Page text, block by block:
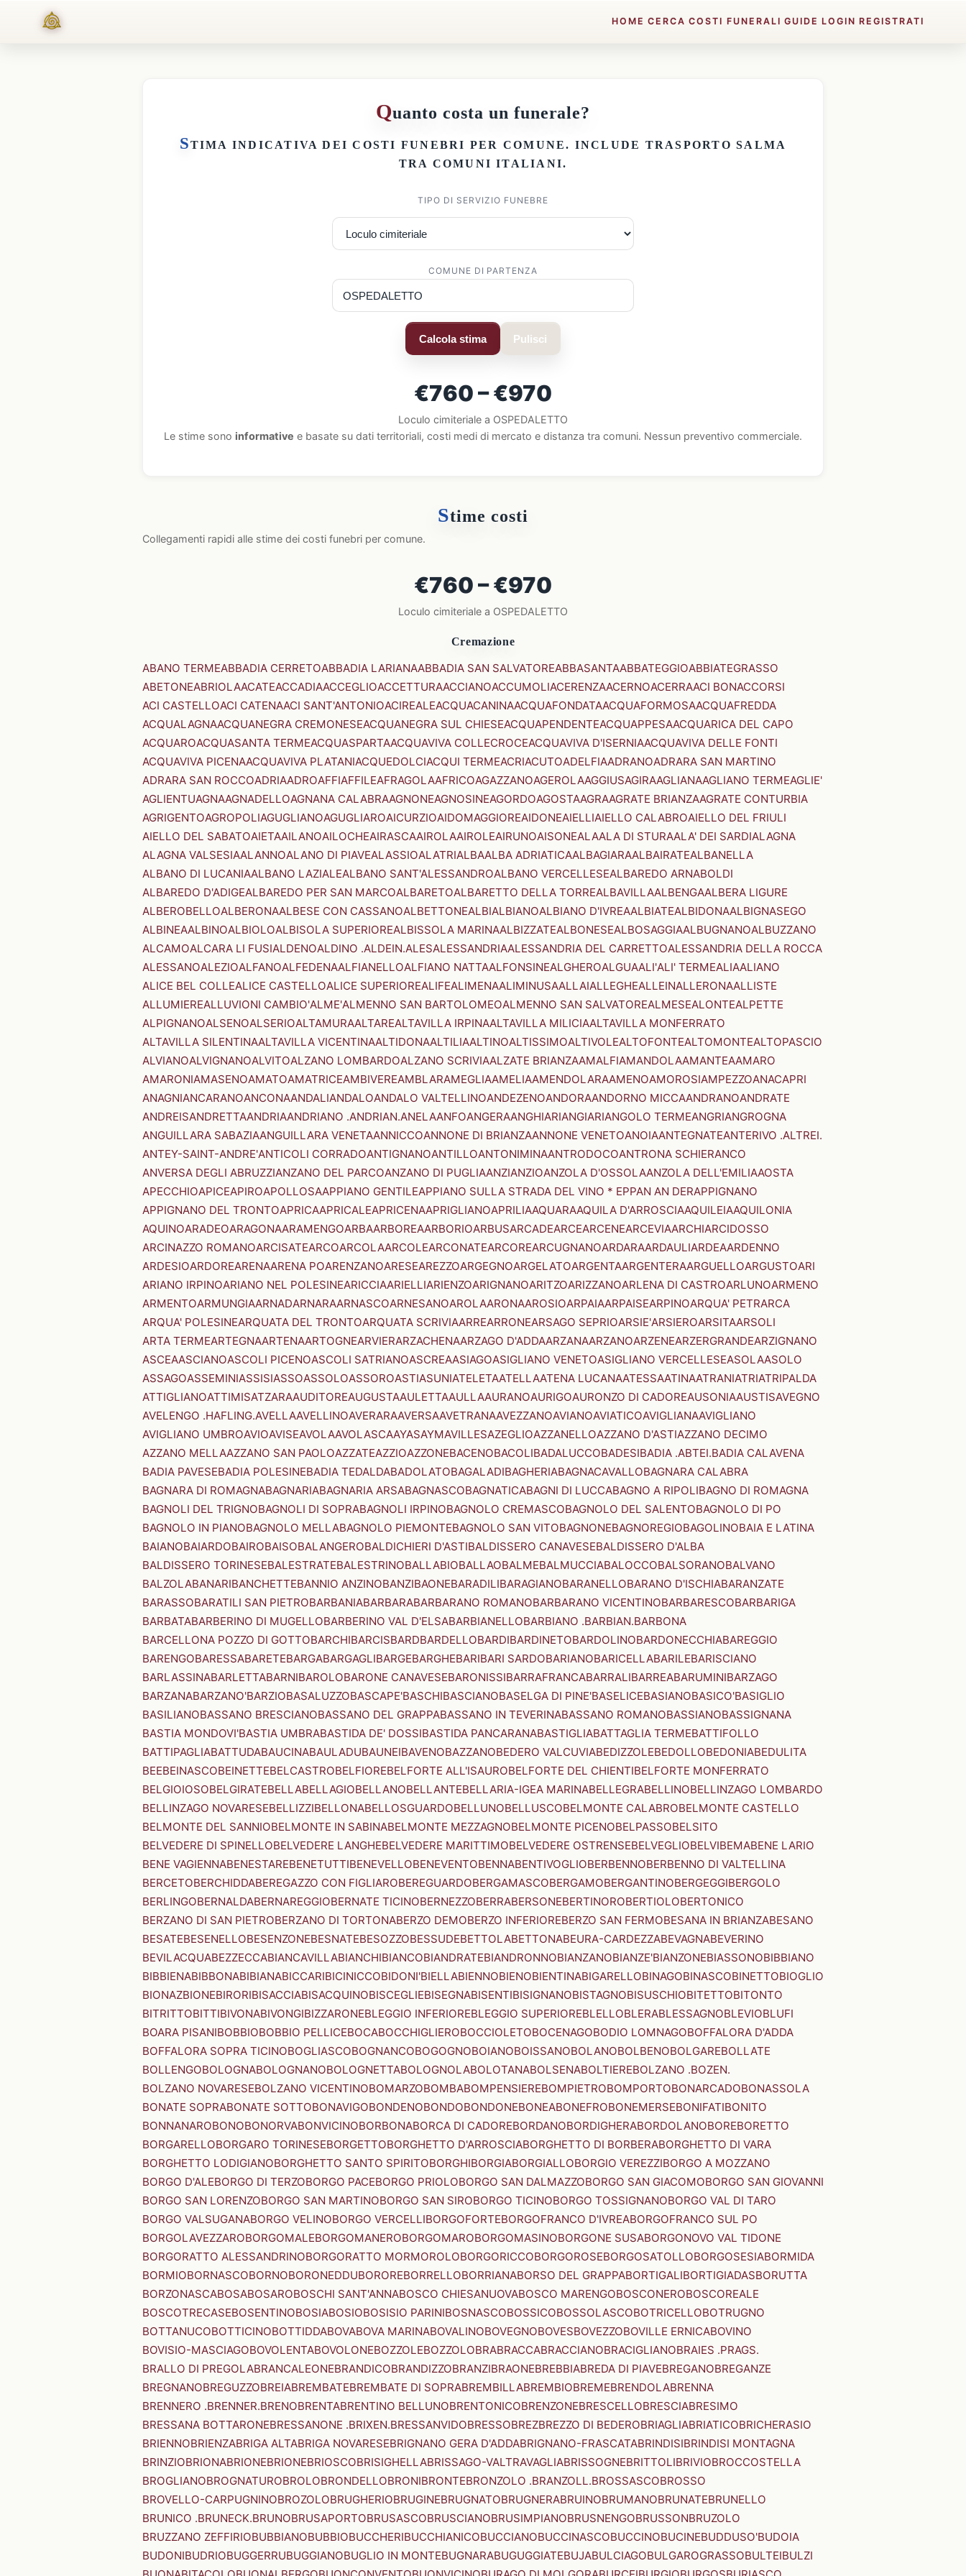
HOME CERCA COSTI FUNERALI GUIDE LOGIN REGISTRATI
Quanto costa un funerale?
STIMA INDICATIVA DEICOSTI FUNEBRI PER COMUNE. INCLUDE TRASPORTO SALMA
TRA COMUNI ITALIANI.
TIPO DI SERVIZIO FUNEBRE
COMUNE DI PARTENZA
Calcola stima Pulisci
€760 – €970
Loculo cimiteriale a OSPEDALETTO
Le stime sono informative e basate su dati territoriali, costi medi di mercato e distanza tra comuni. Nessun preventivo commerciale.
Stime costi
Collegamenti rapidi alle stime dei costi funebri per comune.
€760 – €970
Loculo cimiteriale a OSPEDALETTO
Cremazione
ABANO TERMEABBADIA CERRETOABBADIA LARIANAABBADIA SAN SALVATOREABBASANTAABBATEGGIOABBIATEGRASSO
ABETONEABRIOLAACATEACCADIAACCEGLIOACCETTURAACCIANOACCUMOLIACERENZAACERNOACERRAACI BONACCORSI
ACI CASTELLOACI CATENAACI SANT'ANTONIOACIREALEACQUACANINAACQUAFONDATAACQUAFORMOSAACQUAFREDDA
ACQUALAGNAACQUANEGRA CREMONESEACQUANEGRA SUL CHIESEACQUAPENDENTEACQUAPPESAACQUARICA DEL CAPO
ACQUAROACQUASANTA TERMEACQUASPARTAACQUAVIVA COLLECROCEACQUAVIVA D'ISERNIAACQUAVIVA DELLE FONTI
ACQUAVIVA PICENAACQUAVIVA PLATANIACQUEDOLCIACQUI TERMEACRIACUTOADELFIAADRANOADRARA SAN MARTINO
ADRARA SAN ROCCOADRIAADROAFFIAFFILEAFRAGOLAAFRICOAGAZZANOAGEROLAAGGIUSAGIRAAGLIANAAGLIANO TERMEAGLIE'
AGLIENTUAGNAAGNADELLOAGNANA CALABRAAGNONEAGNOSINEAGORDOAGOSTAAGRAAGRATE BRIANZAAGRATE CONTURBIA
AGRIGENTOAGROPOLIAGUGLIANOAGUGLIAROAICURZIOAIDOMAGGIOREAIDONEAIELLIAIELLO CALABROAIELLO DEL FRIULI
AIELLO DEL SABATOAIETAAILANOAILOCHEAIRASCAAIROLAAIROLEAIRUNOAISONEALAALA DI STURAALA' DEI SARDIALAGNA
ALAGNA VALSESIAALANNOALANO DI PIAVEALASSIOALATRIALBAALBA ADRIATICAALBAGIARAALBAIRATEALBANELLA
ALBANO DI LUCANIAALBANO LAZIALEALBANO SANT'ALESSANDROALBANO VERCELLESEALBAREDO ARNABOLDI
ALBAREDO D'ADIGEALBAREDO PER SAN MARCOALBARETOALBARETTO DELLA TORREALBAVILLAALBENGAALBERA LIGURE
ALBEROBELLOALBERONAALBESE CON CASSANOALBETTONEALBIALBIANOALBIANO D'IVREAALBIATEALBIDONAALBIGNASEGO
ALBINEAALBINOALBIOLOALBISOLA SUPERIOREALBISSOLA MARINAALBIZZATEALBONESEALBOSAGGIAALBUGNANOALBUZZANO
ALCAMOALCARA LI FUSIALDENOALDINO .ALDEIN.ALESALESSANDRIAALESSANDRIA DEL CARRETTOALESSANDRIA DELLA ROCCA
ALESSANOALEZIOALFANOALFEDENAALFIANELLOALFIANO NATTAALFONSINEALGHEROALGUAALI'ALI' TERMEALIAALIANO
ALICE BEL COLLEALICE CASTELLOALICE SUPERIOREALIFEALIMENAALIMINUSAALLAIALLEGHEALLEINALLERONAALLISTE
ALLUMIEREALLUVIONI CAMBIO'ALME'ALMENNO SAN BARTOLOMEOALMENNO SAN SALVATOREALMESEALONTEALPETTE
ALPIGNANOALSENOALSERIOALTAMURAALTAREALTAVILLA IRPINAALTAVILLA MILICIAALTAVILLA MONFERRATO
ALTAVILLA SILENTINAALTAVILLA VICENTINAALTIDONAALTILIAALTINOALTISSIMOALTIVOLEALTOFONTEALTOMONTEALTOPASCIO
ALVIANOALVIGNANOALVITOALZANO LOMBARDOALZANO SCRIVIAALZATE BRIANZAAMALFIAMANDOLAAMANTEAAMARO
AMARONIAMASENOAMATOAMATRICEAMBIVEREAMBLARAMEGLIAAMELIAAMENDOLARAAMENOAMOROSIAMPEZZOANACAPRI
ANAGNIANCARANOANCONAANDALIANDALOANDALO VALTELLINOANDEZENOANDORAANDORNO MICCAANDRANOANDRATE
ANDREISANDRETTAANDRIAANDRIANO .ANDRIAN.ANELAANFOANGERAANGHIARIANGIARIANGOLO TERMEANGRIANGROGNA
ANGUILLARA SABAZIAANGUILLARA VENETAANNICCOANNONE DI BRIANZAANNONE VENETOANOIAANTEGNATEANTERIVO .ALTREI.
ANTEY-SAINT-ANDRE'ANTICOLI CORRADOANTIGNANOANTILLOANTONIMINAANTRODOCOANTRONA SCHIERANCO
ANVERSA DEGLI ABRUZZIANZANO DEL PARCOANZANO DI PUGLIAANZIANZIOANZOLA D'OSSOLAANZOLA DELL'EMILIAAOSTA
APECCHIOAPICEAPIROAPOLLOSAAPPIANO GENTILEAPPIANO SULLA STRADA DEL VINO * EPPAN AN DERAPPIGNANO
APPIGNANO DEL TRONTOAPRICAAPRICALEAPRICENAAPRIGLIANOAPRILIAAQUARAAQUILA D'ARROSCIAAQUILEIAAQUILONIA
AQUINOARADEOARAGONAARAMENGOARBAARBOREAARBORIOARBUSARCADEARCEARCENEARCEVIAARCHIARCIDOSSO
ARCINAZZO ROMANOARCISATEARCOARCOLAARCOLEARCONATEARCOREARCUGNANOARDARAARDAULIARDEAARDENNO
ARDESIOARDOREARENAARENA POARENZANOARESEAREZZOARGEGNOARGELATOARGENTAARGENTERAARGUELLOARGUSTOARI
ARIANO IRPINOARIANO NEL POLESINEARICCIAARIELLIARIENZOARIGNANOARITZOARIZZANOARLENA DI CASTROARLUNOARMENO
ARMENTOARMUNGIAARNADARNARAARNASCOARNESANOAROLAARONAAROSIOARPAIAARPAISEARPINOARQUA' PETRARCA
ARQUA' POLESINEARQUATA DEL TRONTOARQUATA SCRIVIAARREARRONEARSAGO SEPRIOARSIE'ARSIEROARSITAARSOLI
ARTA TERMEARTEGNAARTENAARTOGNEARVIERARZACHENAARZAGO D'ADDAARZANAARZANOARZENEARZERGRANDEARZIGNANO
ASCEAASCIANOASCOLI PICENOASCOLI SATRIANOASCREAASIAGOASIGLIANO VENETOASIGLIANO VERCELLESEASOLAASOLO
ASSAGOASSEMINIASSISIASSOASSOLOASSOROASTIASUNIATELETAATELLAATENA LUCANAATESSAATINAATRANIATRIATRIPALDA
ATTIGLIANOATTIMISATZARAAUDITOREAUGUSTAAULETTAAULLAAURANOAURIGOAURONZO DI CADOREAUSONIAAUSTISAVEGNO
AVELENGO .HAFLING.AVELLAAVELLINOAVERARAAVERSAAVETRANAAVEZZANOAVIANOAVIATICOAVIGLIANAAVIGLIANO
AVIGLIANO UMBROAVIOAVISEAVOLAAVOLASCAAYASAYMAVILLESAZEGLIOAZZANELLOAZZANO D'ASTIAZZANO DECIMO
AZZANO MELLAAZZANO SAN PAOLOAZZATEAZZIOAZZONEBACENOBACOLIBADALUCCOBADESIBADIA .ABTEI.BADIA CALAVENA
BADIA PAVESEBADIA POLESINEBADIA TEDALDABADOLATOBAGALADIBAGHERIABAGNACAVALLOBAGNARA CALABRA
BAGNARA DI ROMAGNABAGNARIABAGNARIA ARSABAGNASCOBAGNATICABAGNI DI LUCCABAGNO A RIPOLIBAGNO DI ROMAGNA
BAGNOLI DEL TRIGNOBAGNOLI DI SOPRABAGNOLI IRPINOBAGNOLO CREMASCOBAGNOLO DEL SALENTOBAGNOLO DI PO
BAGNOLO IN PIANOBAGNOLO MELLABAGNOLO PIEMONTEBAGNOLO SAN VITOBAGNONEBAGNOREGIOBAGOLINOBAIA E LATINA
BAIANOBAIARDOBAIROBAISOBALANGEROBALDICHIERI D'ASTIBALDISSERO CANAVESEBALDISSERO D'ALBA
BALDISSERO TORINESEBALESTRATEBALESTRINOBALLABIOBALLAOBALMEBALMUCCIABALOCCOBALSORANOBALVANO
BALZOLABANARIBANCHETTEBANNIO ANZINOBANZIBAONEBARADILIBARAGIANOBARANELLOBARANO D'ISCHIABARANZATE
BARASSOBARATILI SAN PIETROBARBANIABARBARABARBARANO ROMANOBARBARANO VICENTINOBARBARESCOBARBARIGA
BARBATABARBERINO DI MUGELLOBARBERINO VAL D'ELSABARBIANELLOBARBIANO .BARBIAN.BARBONA
BARCELLONA POZZO DI GOTTOBARCHIBARCISBARDBARDELLOBARDIBARDINETOBARDOLINOBARDONECCHIABAREGGIO
BARENGOBARESSABARETEBARGABARGAGLIBARGEBARGHEBARIBARI SARDOBARIANOBARICELLABARILEBARISCIANO
BARLASSINABARLETTABARNIBAROLOBARONE CANAVESEBARONISSIBARRAFRANCABARRALIBARREABARUMINIBARZAGO
BARZANABARZANO'BARZIOBASALUZZOBASCAPE'BASCHIBASCIANOBASELGA DI PINE'BASELICEBASIANOBASICO'BASIGLIO
BASILIANOBASSANO BRESCIANOBASSANO DEL GRAPPABASSANO IN TEVERINABASSANO ROMANOBASSIANOBASSIGNANA
BASTIA MONDOVI'BASTIA UMBRABASTIDA DE' DOSSIBASTIDA PANCARANABASTIGLIABATTAGLIA TERMEBATTIFOLLO
BATTIPAGLIABATTUDABAUCINABAULADUBAUNEIBAVENOBAZZANOBEDERO VALCUVIABEDIZZOLEBEDOLLOBEDONIABEDULITA
BEEBEINASCOBEINETTEBELCASTROBELFIOREBELFORTE ALL'ISAUROBELFORTE DEL CHIENTIBELFORTE MONFERRATO
BELGIOIOSOBELGIRATEBELLABELLAGIOBELLANOBELLANTEBELLARIA-IGEA MARINABELLEGRABELLINOBELLINZAGO LOMBARDO
BELLINZAGO NOVARESEBELLIZZIBELLONABELLOSGUARDOBELLUNOBELLUSCOBELMONTE CALABROBELMONTE CASTELLO
BELMONTE DEL SANNIOBELMONTE IN SABINABELMONTE MEZZAGNOBELMONTE PICENOBELPASSOBELSITO
BELVEDERE DI SPINELLOBELVEDERE LANGHEBELVEDERE MARITTIMOBELVEDERE OSTRENSEBELVEGLIOBELVIBEMABENE LARIO
BENE VAGIENNABENESTAREBENETUTTIBENEVELLOBENEVENTOBENNABENTIVOGLIOBERBENNOBERBENNO DI VALTELLINA
BERCETOBERCHIDDABEREGAZZO CON FIGLIAROBEREGUARDOBERGAMASCOBERGAMOBERGANTINOBERGEGGIBERGOLO
BERLINGOBERNALDABERNAREGGIOBERNATE TICINOBERNEZZOBERRABERSONEBERTINOROBERTIOLOBERTONICO
BERZANO DI SAN PIETROBERZANO DI TORTONABERZO DEMOBERZO INFERIOREBERZO SAN FERMOBESANA IN BRIANZABESANO
BESATEBESENELLOBESENZONEBESNATEBESOZZOBESSUDEBETTOLABETTONABEURA-CARDEZZABEVAGNABEVERINO
BEVILACQUABEZZECCABIANCAVILLABIANCHIBIANCOBIANDRATEBIANDRONNOBIANZANOBIANZE'BIANZONEBIASSONOBIBBIANO
BIBBIENABIBBONABIBIANABICCARIBICINICCOBIDONI'BIELLABIENNOBIENOBIENTINABIGARELLOBINAGOBINASCOBINETTOBIOGLIO
BIONAZBIONEBIRORIBISACCIABISACQUINOBISCEGLIEBISEGNABISENTIBISIGNANOBISTAGNOBISUSCHIOBITETTOBITONTO
BITRITTOBITTIBIVONABIVONGIBIZZARONEBLEGGIO INFERIOREBLEGGIO SUPERIOREBLELLOBLERABLESSAGNOBLEVIOBLUFI
BOARA PISANIBOBBIOBOBBIO PELLICEBOCABOCCHIGLIEROBOCCIOLETOBOCENAGOBODIO LOMNAGOBOFFALORA D'ADDA
BOFFALORA SOPRA TICINOBOGLIASCOBOGNANCOBOGOGNOBOIANOBOISSANOBOLANOBOLBENOBOLGAREBOLLATE
BOLLENGOBOLOGNABOLOGNANOBOLOGNETTABOLOGNOLABOLOTANABOLSENABOLTIEREBOLZANO .BOZEN.
BOLZANO NOVARESEBOLZANO VICENTINOBOMARZOBOMBABOMPENSIEREBOMPIETROBOMPORTOBONARCADOBONASSOLA
BONATE SOPRABONATE SOTTOBONAVIGOBONDENOBONDOBONDONEBONEABONEFROBONEMERSEBONIFATIBONITO
BONNANAROBONOBONORVABONVICINOBORBONABORCA DI CADOREBORDANOBORDIGHERABORDOLANOBOREBORETTO
BORGARELLOBORGARO TORINESEBORGETTOBORGHETTO D'ARROSCIABORGHETTO DI BORBERABORGHETTO DI VARA
BORGHETTO LODIGIANOBORGHETTO SANTO SPIRITOBORGHIBORGIABORGIALLOBORGIO VEREZZIBORGO A MOZZANO
BORGO D'ALEBORGO DI TERZOBORGO PACEBORGO PRIOLOBORGO SAN DALMAZZOBORGO SAN GIACOMOBORGO SAN GIOVANNI
BORGO SAN LORENZOBORGO SAN MARTINOBORGO SAN SIROBORGO TICINOBORGO TOSSIGNANOBORGO VAL DI TARO
BORGO VALSUGANABORGO VELINOBORGO VERCELLIBORGOFORTEBORGOFRANCO D'IVREABORGOFRANCO SUL PO
BORGOLAVEZZAROBORGOMALEBORGOMANEROBORGOMAROBORGOMASINOBORGONE SUSABORGONOVO VAL TIDONE
BORGORATTO ALESSANDRINOBORGORATTO MORMOROLOBORGORICCOBORGOROSEBORGOSATOLLOBORGOSESIABORMIDA
BORMIOBORNASCOBORNOBORONEDDUBOROREBORRELLOBORRIANABORSO DEL GRAPPABORTIGALIBORTIGIADASBORUTTA
BORZONASCABOSABOSAROBOSCHI SANT'ANNABOSCO CHIESANUOVABOSCO MARENGOBOSCONEROBOSCOREALE
BOSCOTRECASEBOSENTINOBOSIABOSIOBOSISIO PARINIBOSNASCOBOSSICOBOSSOLASCOBOTRICELLOBOTRUGNO
BOTTANUCOBOTTICINOBOTTIDDABOVABOVA MARINABOVALINOBOVEGNOBOVESBOVEZZOBOVILLE ERNICABOVINO
BOVISIO-MASCIAGOBOVOLENTABOVOLONEBOZZOLEBOZZOLOBRABRACCABRACCIANOBRACIGLIANOBRAIES .PRAGS.
BRALLO DI PREGOLABRANCALEONEBRANDICOBRANDIZZOBRANZIBRAONEBREBBIABREDA DI PIAVEBREGANOBREGANZE
BREGNANOBREGUZZOBREIABREMBATEBREMBATE DI SOPRABREMBILLABREMBIOBREMEBRENDOLABRENNA
BRENNERO .BRENNER.BRENOBRENTABRENTINO BELLUNOBRENTONICOBRENZONEBRESCELLOBRESCIABRESIMO
BRESSANA BOTTARONEBRESSANONE .BRIXEN.BRESSANVIDOBRESSOBREZBREZZO DI BEDEROBRIAGLIABRIATICOBRICHERASIO
BRIENNOBRIENZABRIGA ALTABRIGA NOVARESEBRIGNANO GERA D'ADDABRIGNANO-FRASCATABRINDISIBRINDISI MONTAGNA
BRINZIOBRIONABRIONEBRIONEBRIOSCOBRISIGHELLABRISSAGO-VALTRAVAGLIABRISSOGNEBRITTOLIBRIVIOBROCCOSTELLA
BROGLIANOBROGNATUROBROLOBRONDELLOBRONIBRONTEBRONZOLO .BRANZOLL.BROSSASCOBROSSO
BROVELLO-CARPUGNINOBROZOLOBRUGHERIOBRUGINEBRUGNATOBRUGNERABRUINOBRUMANOBRUNATEBRUNELLO
BRUNICO .BRUNECK.BRUNOBRUSAPORTOBRUSASCOBRUSCIANOBRUSIMPIANOBRUSNENGOBRUSSONBRUZOLO
BRUZZANO ZEFFIRIOBUBBIANOBUBBIOBUCCHERIBUCCHIANICOBUCCIANOBUCCINASCOBUCCINOBUCINEBUDDUSO'BUDOIA
BUDONIBUDRIOBUGGERRUBUGGIANOBUGLIO IN MONTEBUGNARABUGUGGIATEBUJABULCIAGOBULGAROGRASSOBULTEIBULZI